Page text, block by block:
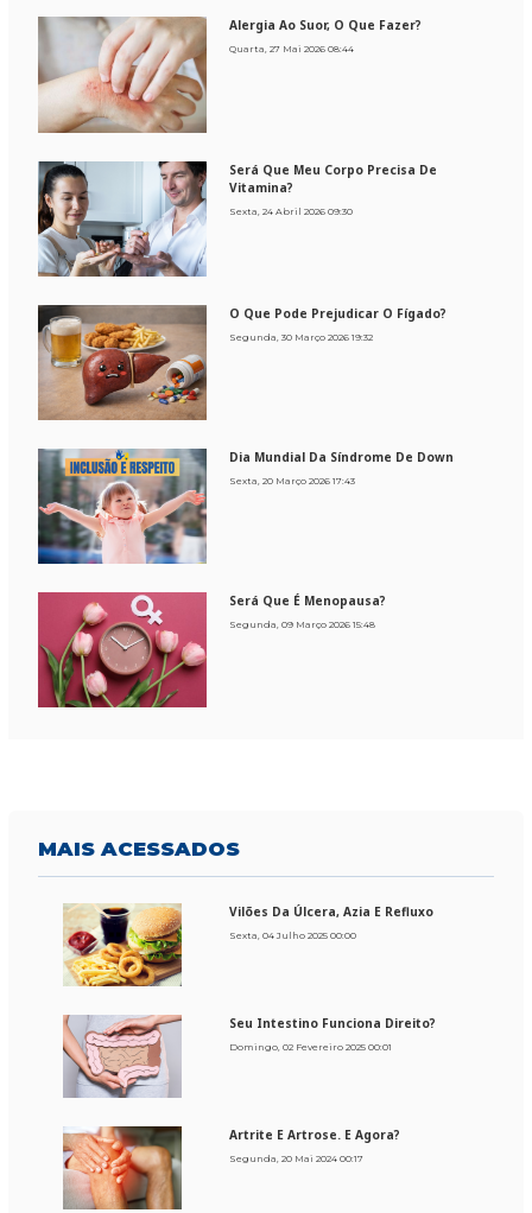
Alergia Ao Suor, O Que Fazer?
Quarta, 27 Mai 2026 08:44
Será Que Meu Corpo Precisa De
Vitamina?
Sexta, 24 Abril 2026 09:30
O Que Pode Prejudicar O Fígado?
Segunda, 30 Março 2026 19:32
Dia Mundial Da Síndrome De Down
Sexta, 20 Março 2026 17:43
Será Que É Menopausa?
Segunda, 09 Março 2026 15:48
MAISACESSADOS
Vilões Da Úlcera, Azia E Refluxo
Sexta, 04 Julho 2025 00:00
Seu Intestino Funciona Direito?
Domingo, 02 Fevereiro 2025 00:01
Artrite E Artrose. E Agora?
Segunda, 20 Mai 2024 00:17